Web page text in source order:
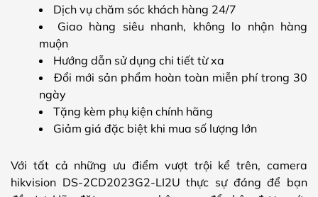
Dịch vụ chăm sóc khách hàng 24/7
Giao hàng siêu nhanh, không lo nhận hàng
muộn
Hướng dẫn sử dụng chi tiết từ xa
Đổi mới sản phẩm hoàn toàn miễn phí trong 30
ngày
Tặng kèm phụ kiện chính hãng
Giảm giá đặc biệt khi mua số lượng lớn
Với tất cả những ưu điểm vượt trội kể trên, camera
hikvision DS-2CD2023G2-LI2U thực sự đáng để bạn